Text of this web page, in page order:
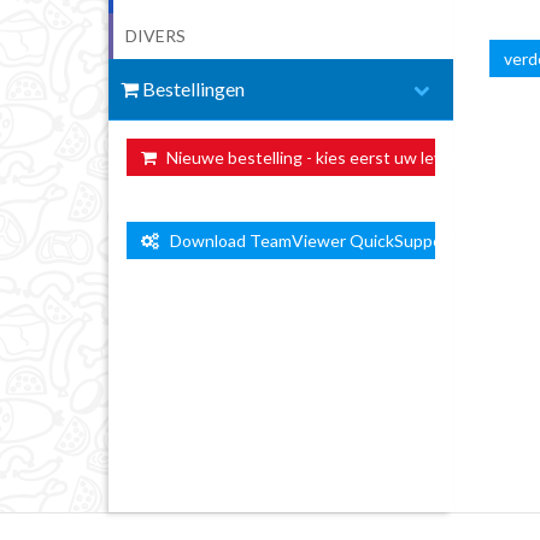
DIVERS
Bestellingen
Nieuwe bestelling - kies eerst uw leverdag ...
Download TeamViewer QuickSupport